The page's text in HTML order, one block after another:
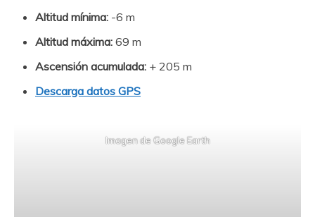
Altitud mínima: -6 m
Altitud máxima: 69 m
Ascensión acumulada: + 205 m
Descarga datos GPS
Imagen de Google Earth